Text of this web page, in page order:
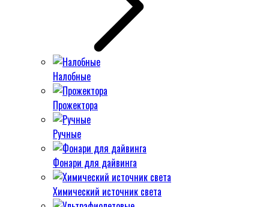
Налобные
Прожектора
Ручные
Фонари для дайвинга
Химический источник света